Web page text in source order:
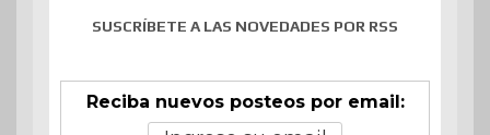
SUSCRÍBETE A LAS NOVEDADES POR RSS
Reciba nuevos posteos por email: